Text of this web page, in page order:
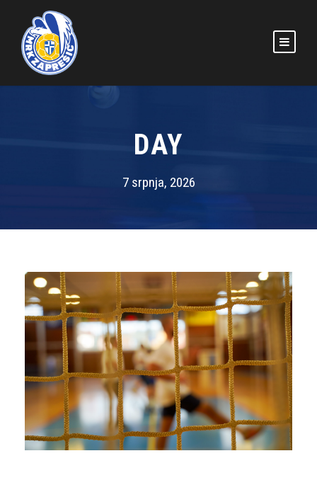
DAY
7 srpnja, 2026